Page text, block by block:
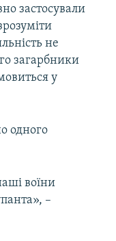
застосували
не
загарбники
у
одного
воїни
–